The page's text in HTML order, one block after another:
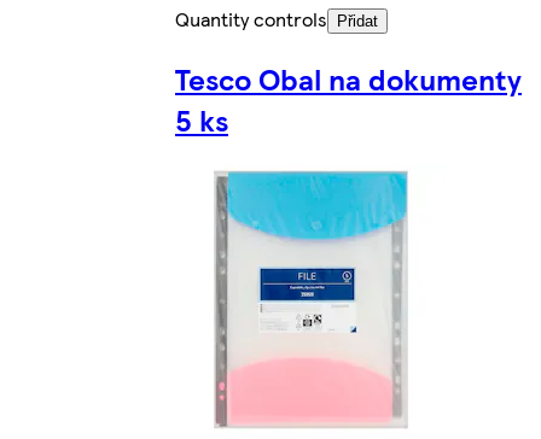
Quantity controls
Přidat
Tesco Obal na dokumenty
5 ks